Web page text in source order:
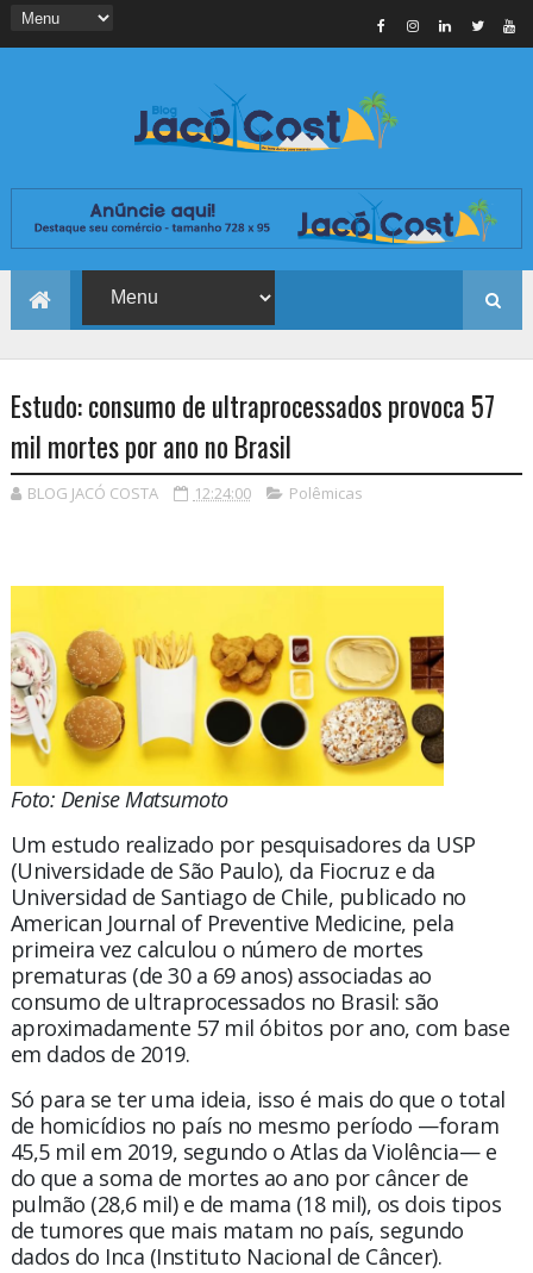
Estudo: consumo de ultraprocessados provoca 57
mil mortes por ano no Brasil
BLOG JACÓ COSTA 12:24:00 Polêmicas
Foto: Denise Matsumoto
Um estudo realizado por pesquisadores da USP
(Universidade de São Paulo), da Fiocruz e da
Universidad de Santiago de Chile, publicado no
American Journal of Preventive Medicine, pela
primeira vez calculou o número de mortes
prematuras (de 30 a 69 anos) associadas ao
consumo de ultraprocessados no Brasil: são
aproximadamente 57 mil óbitos por ano, com base
em dados de 2019.
Só para se ter uma ideia, isso é mais do que o total
de homicídios no país no mesmo período —foram
45,5 mil em 2019, segundo o Atlas da Violência— e
do que a soma de mortes ao ano por câncer de
pulmão (28,6 mil) e de mama (18 mil), os dois tipos
de tumores que mais matam no país, segundo
dados do Inca (Instituto Nacional de Câncer).